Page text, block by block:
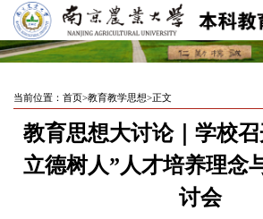
当前位置： 首页>教育教学思想>正文
教育思想大讨论｜学校
立德树人”人才培养理念
讨会